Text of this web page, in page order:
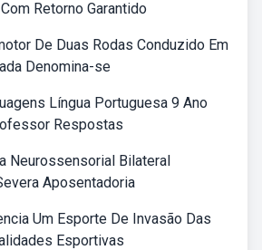
Retorno Garantido
De Duas Rodas Conduzido Em
Denomina-se
Língua Portuguesa 9 Ano
Respostas
Neurossensorial Bilateral
Aposentadoria
Um Esporte De Invasão Das
Esportivas